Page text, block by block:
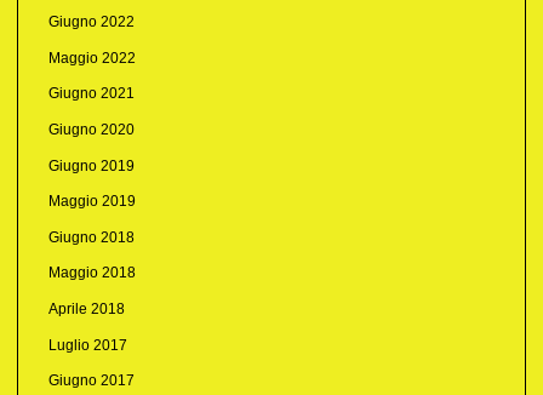
Giugno 2022
Maggio 2022
Giugno 2021
Giugno 2020
Giugno 2019
Maggio 2019
Giugno 2018
Maggio 2018
Aprile 2018
Luglio 2017
Giugno 2017